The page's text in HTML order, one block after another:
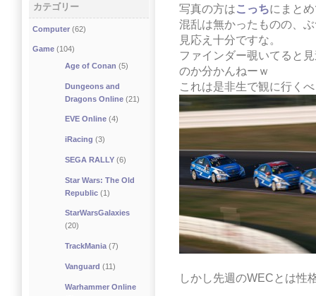
写真の方はこっちにまと
混乱は無かったものの、
見応え十分ですな。
ファインダー覗いてると
のか分かんねーｗ
これは是非生で観に行く
しかし先週のWECとは性
カテゴリー
Computer (62)
Game (104)
Age of Conan (5)
Dungeons and
Dragons Online(21)
EVE Online(4)
iRacing (3)
SEGA RALLY(6)
Star Wars: The Old
Republic(1)
StarWarsGalaxies
(20)
TrackMania(7)
Vanguard (11)
Warhammer Online